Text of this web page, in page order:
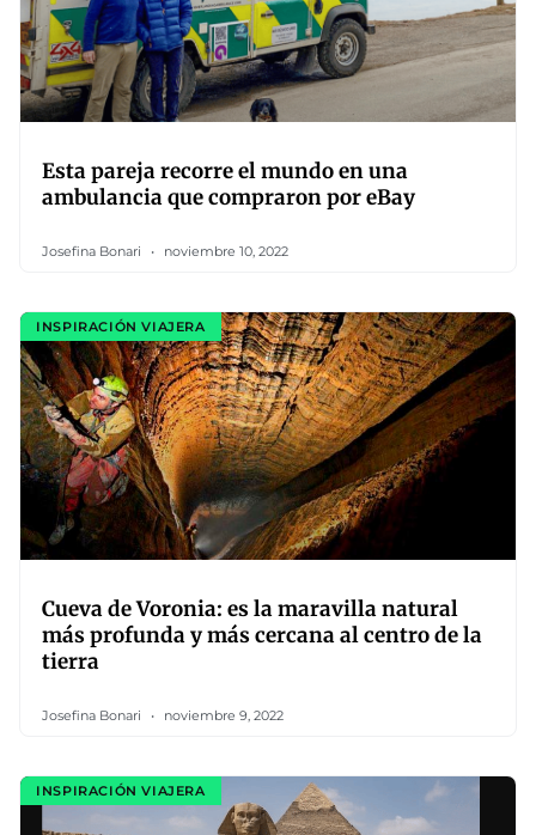
Esta pareja recorre el mundo en una
ambulancia que compraron por eBay
Josefina Bonari noviembre 10, 2022
INSPIRACIÓN VIAJERA
Cueva de Voronia: es la maravilla natural
más profunda y más cercana al centro de la
tierra
Josefina Bonari noviembre 9, 2022
INSPIRACIÓN VIAJERA